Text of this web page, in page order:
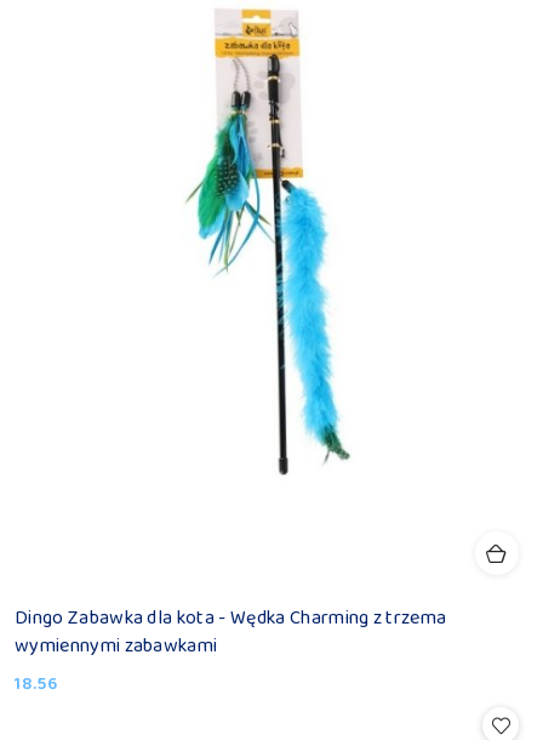
Dingo Zabawka dla kota - Wędka Charming z trzema
wymiennymi zabawkami
Cena:
18.56